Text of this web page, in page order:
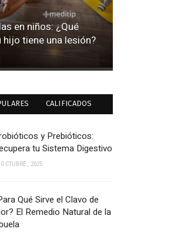
en niños: ¿Qué
tiene una lesión?
CALIFICADOS
y Prebióticos:
tu Sistema Digestivo
2025
Qué Sirve el Clavo de
El Remedio Natural de la